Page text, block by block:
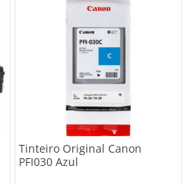
Tinteiro Original Canon
PFI030 Azul